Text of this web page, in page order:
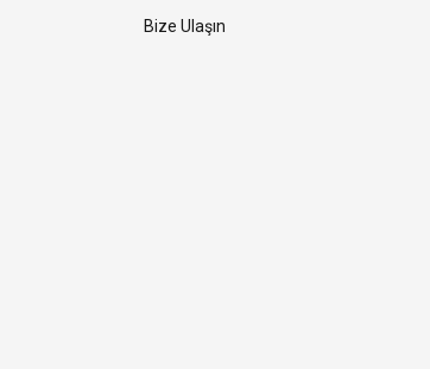
Bize Ulaşın